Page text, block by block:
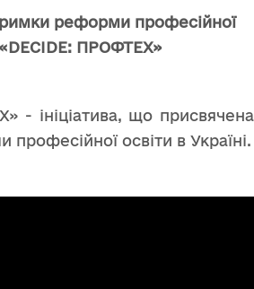
реформи професійної
«DECIDE: ПРОФТЕХ»
- ініціатива, що присвячена
професійної освіти в Україні.